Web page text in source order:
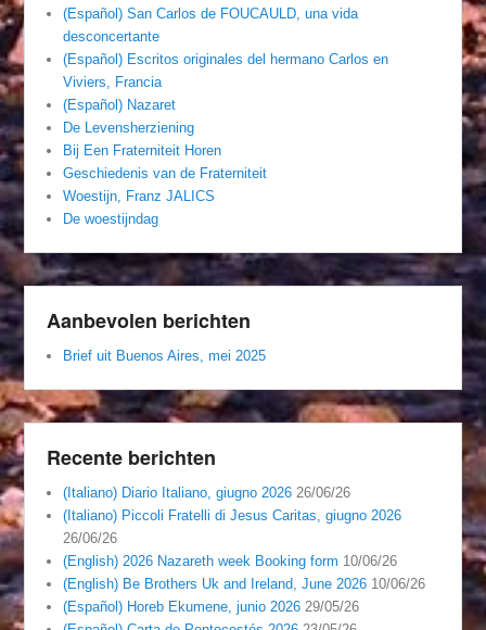
(Español) San Carlos de FOUCAULD, una vida
desconcertante
(Español) Escritos originales del hermano Carlos en
Viviers, Francia
(Español) Nazaret
De Levensherziening
Bij Een Fraterniteit Horen
Geschiedenis van de Fraterniteit
Woestijn, Franz JALICS
De woestijndag
Aanbevolen berichten
Brief uit Buenos Aires, mei 2025
Recente berichten
(Italiano) Diario Italiano, giugno 2026 26/06/26
(Italiano) Piccoli Fratelli di Jesus Caritas, giugno 2026
26/06/26
(English) 2026 Nazareth week Booking form 10/06/26
(English) Be Brothers Uk and Ireland, June 2026 10/06/26
(Español) Horeb Ekumene, junio 2026 29/05/26